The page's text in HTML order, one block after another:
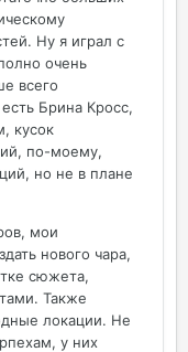
Ну я играл с
очень
всего
Брина Кросс,
кусок
по-моему,
но не в плане
мои
нового чара,
сюжета,
Также
локации. Не
у них